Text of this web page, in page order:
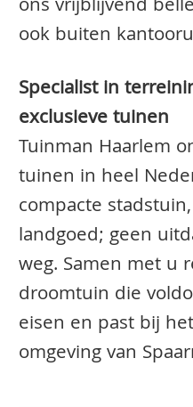
ons vrijblijvend
ook buiten
Specialist in
exclusieve tuinen
Tuinman Haarlem
tuinen in heel
compacte
landgoed; geen
weg. Samen met u
droomtuin die
eisen en past bij
omgeving van